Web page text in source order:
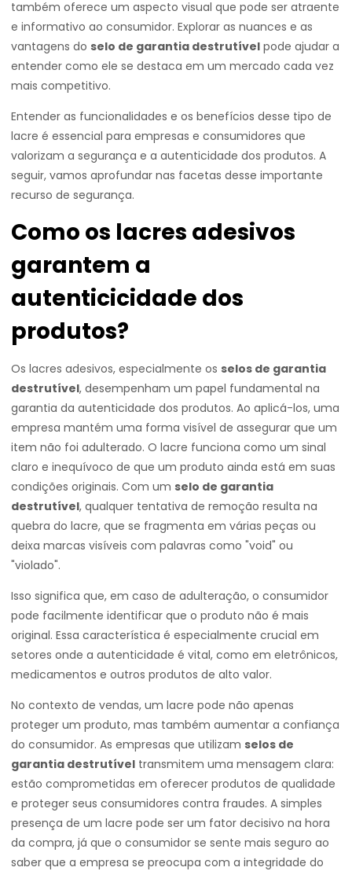
também oferece um aspecto visual que pode ser atraente
e informativo ao consumidor. Explorar as nuances e as
vantagens do selo de garantia destrutível pode ajudar a
entender como ele se destaca em um mercado cada vez
mais competitivo.
Entender as funcionalidades e os benefícios desse tipo de
lacre é essencial para empresas e consumidores que
valorizam a segurança e a autenticidade dos produtos. A
seguir, vamos aprofundar nas facetas desse importante
recurso de segurança.
Como os lacres adesivos
garantem a
autenticicidade dos
produtos?
Os lacres adesivos, especialmente os selos de garantia
destrutível, desempenham um papel fundamental na
garantia da autenticidade dos produtos. Ao aplicá-los, uma
empresa mantém uma forma visível de assegurar que um
item não foi adulterado. O lacre funciona como um sinal
claro e inequívoco de que um produto ainda está em suas
condições originais. Com um selo de garantia
destrutível, qualquer tentativa de remoção resulta na
quebra do lacre, que se fragmenta em várias peças ou
deixa marcas visíveis com palavras como "void" ou
"violado".
Isso significa que, em caso de adulteração, o consumidor
pode facilmente identificar que o produto não é mais
original. Essa característica é especialmente crucial em
setores onde a autenticidade é vital, como em eletrônicos,
medicamentos e outros produtos de alto valor.
No contexto de vendas, um lacre pode não apenas
proteger um produto, mas também aumentar a confiança
do consumidor. As empresas que utilizam selos de
garantia destrutível transmitem uma mensagem clara:
estão comprometidas em oferecer produtos de qualidade
e proteger seus consumidores contra fraudes. A simples
presença de um lacre pode ser um fator decisivo na hora
da compra, já que o consumidor se sente mais seguro ao
saber que a empresa se preocupa com a integridade do